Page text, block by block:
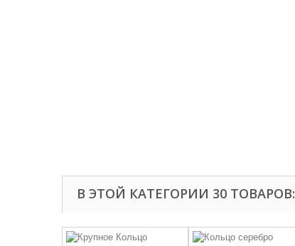
В ЭТОЙ КАТЕГОРИИ 30 ТОВАРОВ: